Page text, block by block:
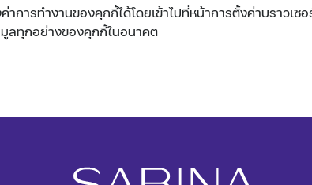
การทำงานของคุกกี้ได้โดยเข้าไปที่หน้าการตั้งค่าบราวเซ
ลทุกอย่างของคุกกี้ในอนาคต